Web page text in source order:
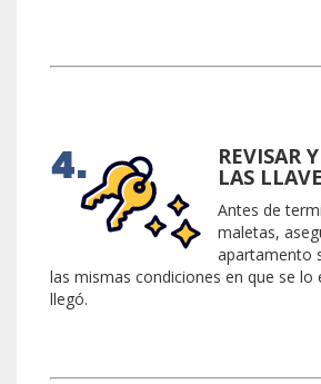
REVISAR
LAS
Antes de
maletas,
apartamento
las mismas condiciones en que se lo
llegó.